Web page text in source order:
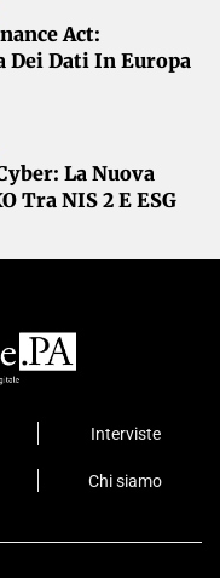
Act:
Dei Dati In Europa
La Nuova
Tra NIS 2 E ESG
Interviste
Chi siamo